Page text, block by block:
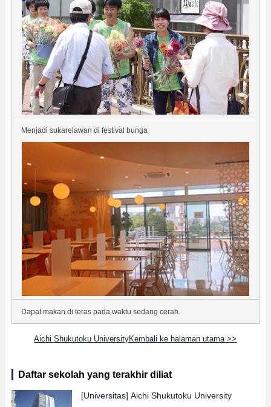
Menjadi sukarelawan di festival bunga
Dapat makan di teras pada waktu sedang cerah.
Aichi Shukutoku UniversityKembali ke halaman utama >>
Daftar sekolah yang terakhir diliat
[Universitas] Aichi Shukutoku University